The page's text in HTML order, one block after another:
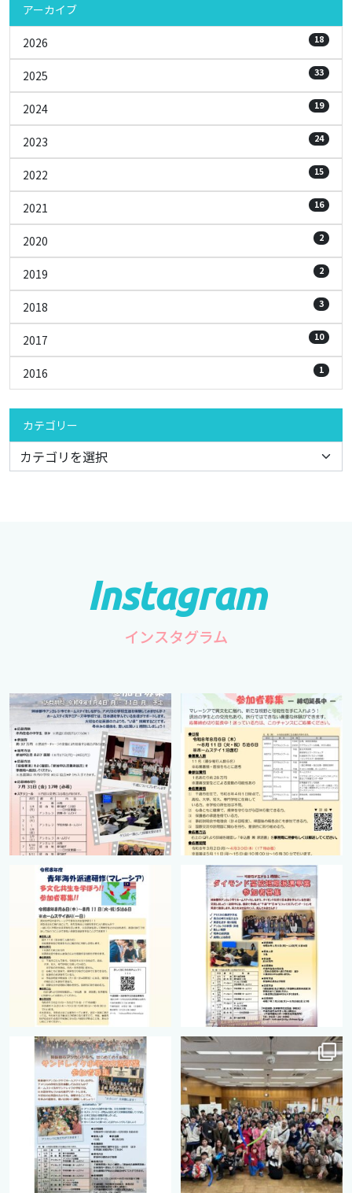
アーカイブ
2026 18
2025 33
2024 19
2023 24
2022 15
2021 16
2020 2
2019 2
2018 3
2017 10
2016 1
カテゴリー
インスタグラム
cts.international.friendship
7月 1
cts.international.friendship
4月 16
cts.international.friendship
2月 27
cts.international.friendship
8月 12
cts.international.friendship
8月 12
cts.international.friendship
8月 12